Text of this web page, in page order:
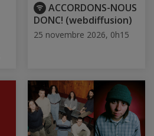
ACCORDONS-NOUS
DONC! (webdiffusion)
25 novembre 2026, 0h15